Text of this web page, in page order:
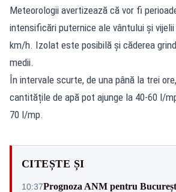
Meteorologii avertizează că vor fi
intensificări puternice ale vântului și
km/h. Izolat este posibilă și căderea
medii.
În intervale scurte, de una până la trei
cantitățile de apă pot ajunge la 40-60 l/
70 l/mp.
CITEȘTE ȘI
10:37Prognoza ANM pentru